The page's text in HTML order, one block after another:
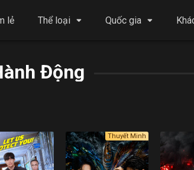
lẻ Thể loại Quốc gia
Động
Thuyết Minh